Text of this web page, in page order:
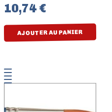
10,74 €
AJOUTER AU PANIER